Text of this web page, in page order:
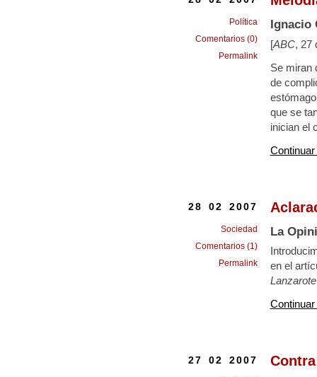
Ignacio
[ABC, 27
Se miran
de
que se
inician el
Política
Comentarios (0)
Permalink
La
en el
Lanzarote
28 02 2007
Sociedad
Comentarios (1)
Permalink
27 02 2007